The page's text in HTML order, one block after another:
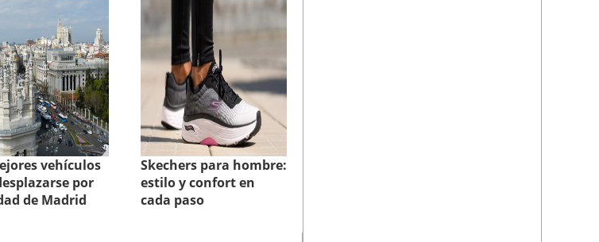
vehículos
por
de Madrid
Skechers para hombre:
estilo y confort en
cada paso